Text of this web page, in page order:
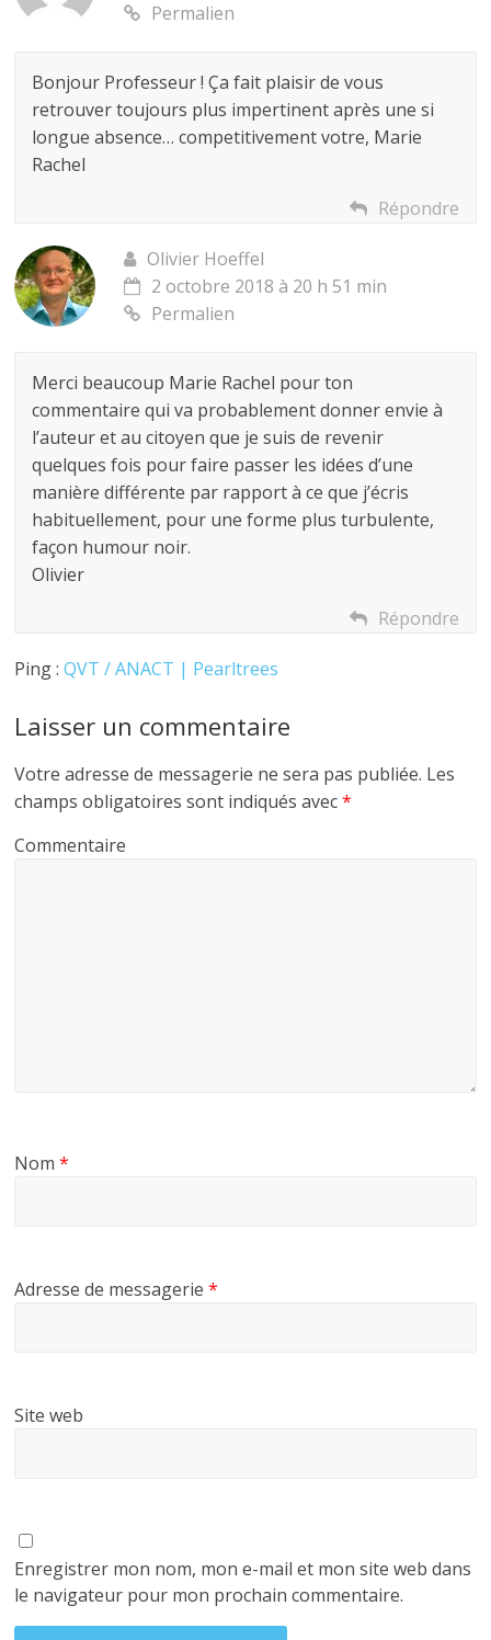
Permalien
Bonjour Professeur ! Ça fait plaisir de vous
retrouver toujours plus impertinent après une si
longue absence… competitivement votre, Marie
Rachel
Répondre
Olivier Hoeffel
2 octobre 2018 à 20 h 51 min
Permalien
Merci beaucoup Marie Rachel pour ton
commentaire qui va probablement donner envie à
l’auteur et au citoyen que je suis de revenir
quelques fois pour faire passer les idées d’une
manière différente par rapport à ce que j’écris
habituellement, pour une forme plus turbulente,
façon humour noir.
Olivier
Répondre
Ping :QVT / ANACT | Pearltrees
Laisser un commentaire
Votre adresse de messagerie ne sera pas publiée. Les
champs obligatoires sont indiqués avec*
Commentaire
Nom*
Adresse de messagerie*
Site web
Enregistrer mon nom, mon e-mail et mon site web dans
le navigateur pour mon prochain commentaire.